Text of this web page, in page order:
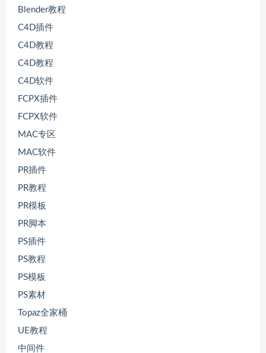
Blender教程
C4D插件
C4D教程
C4D教程
C4D软件
FCPX插件
FCPX软件
MAC专区
MAC软件
PR插件
PR教程
PR模板
PR脚本
PS插件
PS教程
PS模板
PS素材
Topaz全家桶
UE教程
中间件